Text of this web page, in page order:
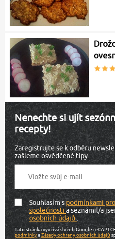
Nenechte si ujít
recepty!
Zaregistrujte se k odběru
zašleme osvědčené tipy.
Souhlasím spodmínkami
společnostia seznámil/a
osobních údajů.
Tato stránka využívá služeb Google
podmínkyaZásady ochrany osobních údajů